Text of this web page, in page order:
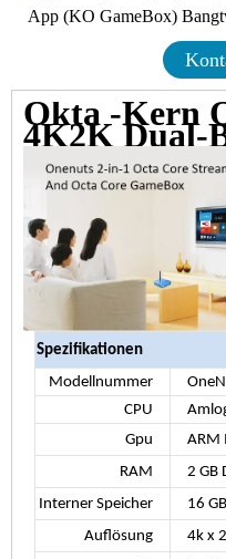
App (KO GameBox)
Okta -Kern
4K2K Dual-
Spezifikationen
Modellnummer
CPU
Gpu
ARM
RAM
2 GB
Interner Speicher
16
Auflösung
4k x